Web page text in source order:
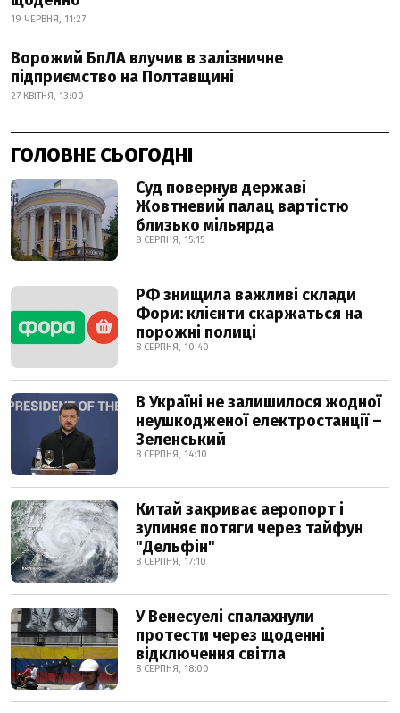
19 ЧЕРВНЯ, 11:27
Ворожий БпЛА влучив в залізничне
підприємство на Полтавщині
27 КВІТНЯ, 13:00
ГОЛОВНЕ СЬОГОДНІ
Суд повернув державі
Жовтневий палац вартістю
близько мільярда
8 СЕРПНЯ, 15:15
РФ знищила важливі склади
Фори: клієнти скаржаться на
порожні полиці
8 СЕРПНЯ, 10:40
В Україні не залишилося жодної
неушкодженої електростанції –
Зеленський
8 СЕРПНЯ, 14:10
Китай закриває аеропорт і
зупиняє потяги через тайфун
"Дельфін"
8 СЕРПНЯ, 17:10
У Венесуелі спалахнули
протести через щоденні
відключення світла
8 СЕРПНЯ, 18:00